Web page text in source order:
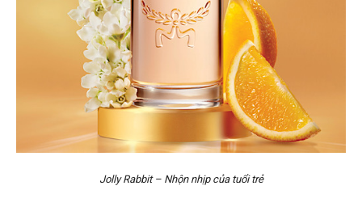
Jolly Rabbit – Nhộn nhịp của tuổi trẻ